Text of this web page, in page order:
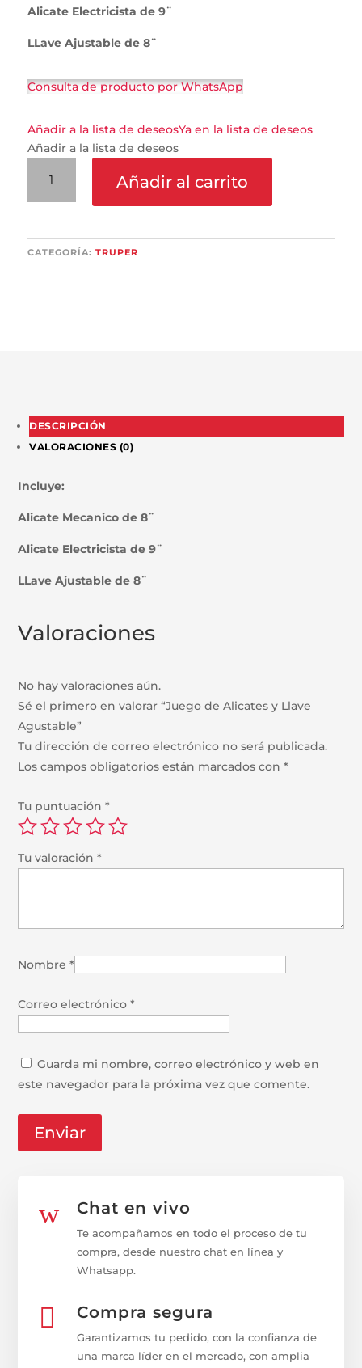
Alicate Electricista de 9¨
LLave Ajustable de 8¨
Consulta de producto por WhatsApp
Añadir a la lista de deseosYa en la lista de deseos
Añadir a la lista de deseos
Alicates
Llave
Agustable
Añadir al carrito
CATEGORÍA: TRUPER
DESCRIPCIÓN
VALORACIONES (0)
Incluye:
Alicate Mecanico de 8¨
Alicate Electricista de 9¨
LLave Ajustable de 8¨
Valoraciones
No hay valoraciones aún.
Sé el primero en valorar “Juego de Alicates y Llave
Agustable”
Tu dirección de correo electrónico no será publicada.
Los campos obligatorios están marcados con*
Tu puntuación*
Tu valoración*
Nombre*
Correo electrónico*
Guarda mi nombre, correo electrónico y web en
este navegador para la próxima vez que comente.
w Chat en vivo
Te acompañamos en todo el proceso de tu
compra, desde nuestro chat en línea y
Whatsapp.
 Compra segura
Garantizamos tu pedido, con la confianza de
una marca líder en el mercado, con amplia